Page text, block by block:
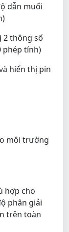
dẫn muối
2 thông số
phép tính)
hiển thị pin
môi trường
hợp cho
phân giải
trên toàn